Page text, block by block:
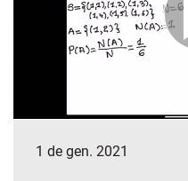
1 de gen. 2021